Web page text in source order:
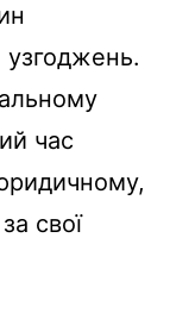
час
свої